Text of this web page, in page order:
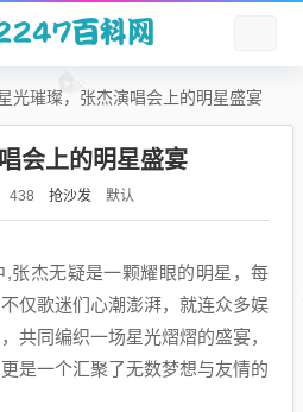
光璀璨，张杰演唱会上的明星盛宴
会上的明星盛宴
438 抢沙发 默认
张杰无疑是一颗耀眼的明星，每
仅歌迷们心潮澎湃，就连众多娱
共同编织一场星光熠熠的盛宴，
是一个汇聚了无数梦想与友情的